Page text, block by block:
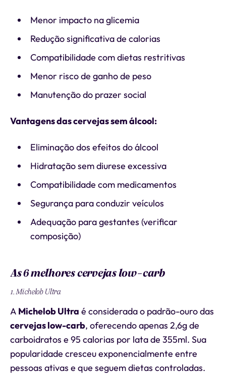
Menor impacto na glicemia
Redução significativa de calorias
Compatibilidade com dietas restritivas
Menor risco de ganho de peso
Manutenção do prazer social
Vantagens das cervejas sem álcool:
Eliminação dos efeitos do álcool
Hidratação sem diurese excessiva
Compatibilidade com medicamentos
Segurança para conduzir veículos
Adequação para gestantes (verificar
composição)
As 6 melhores cervejas low-carb
1. Michelob Ultra
A Michelob Ultra é considerada o padrão-ouro das
cervejas low-carb, oferecendo apenas 2,6g de
carboidratos e 95 calorias por lata de 355ml. Sua
popularidade cresceu exponencialmente entre
pessoas ativas e que seguem dietas controladas.